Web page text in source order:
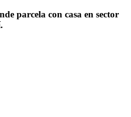
parcela con casa en sector